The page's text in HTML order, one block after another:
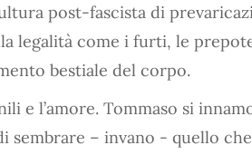
post-fascista di
legalità come i furti, le
bestiale del corpo.
e l’amore. Tommaso si
sembrare – invano - quello